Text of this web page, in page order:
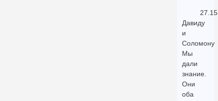
27.15
Давиду
и
Соломону
Мы
дали
знание.
Они
оба